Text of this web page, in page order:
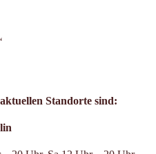
Standorte sind: